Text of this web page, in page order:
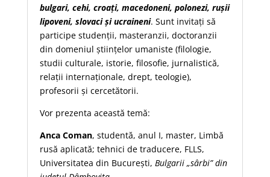
bulgari, cehi, croați, macedoneni, polonezi, rușii
lipoveni, slovaci și ucraineni. Sunt invitați să
participe studenții, masteranzii, doctoranzii
din domeniul științelor umaniste (filologie,
studii culturale, istorie, filosofie, jurnalistică,
relații internaționale, drept, teologie),
profesorii și cercetătorii.
Vor prezenta această temă:
Anca Coman, studentă, anul I, master, Limbă
rusă aplicată; tehnici de traducere, FLLS,
Universitatea din București, Bulgarii „sârbi” din